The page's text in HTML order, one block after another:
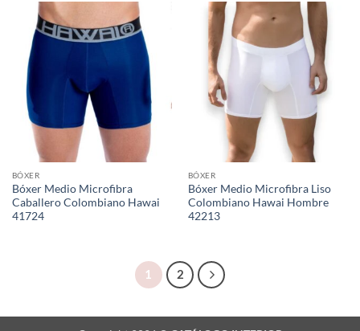
BÓXER
Bóxer Medio Microfibra
Caballero Colombiano Hawai
41724
BÓXER
Bóxer Medio Microfibra Liso
Colombiano Hawai Hombre
42213
1 2